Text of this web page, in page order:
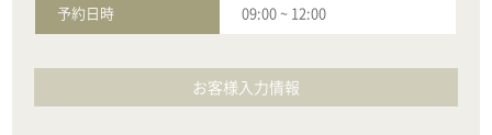
予約日時 09:00~ 12:00
お客様入力情報